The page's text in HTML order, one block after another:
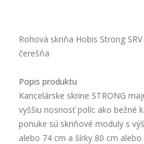
Rohová skriňa Hobis Strong
čerešňa
Popis produktu
Kancelárske skrine STRONG
vyššiu nosnosť políc ako bežné
ponuke sú skriňové moduly s
alebo 74 cm a šírky 80 cm